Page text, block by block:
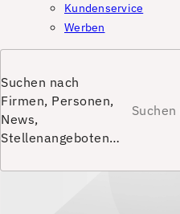
Kundenservice
Werben
Suchen nach
Firmen, Personen,
News,
Stellenangeboten…